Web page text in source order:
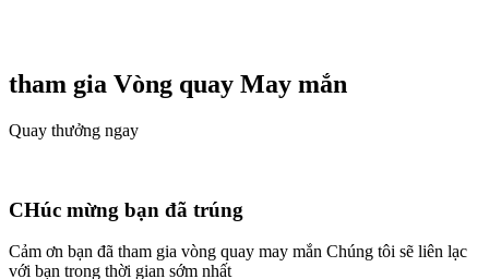
tham gia Vòng quay May mắn
Quay thưởng ngay
CHúc mừng bạn đã trúng
Cảm ơn bạn đã tham gia vòng quay may mắn Chúng tôi sẽ liên lạc
với bạn trong thời gian sớm nhất